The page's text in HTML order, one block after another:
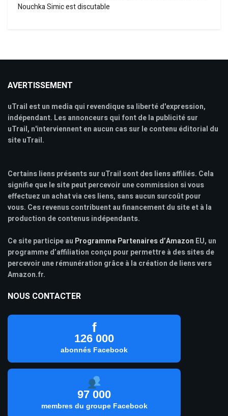
Nouchka Simic est discutable
AVERTISSEMENT
uTrail est un media qui revendique sa liberté d'expression,
indépendant. Les annonceurs qui font de la publicité sur
uTrail, n'interviennent en aucun cas sur le contenu éditorial du
site uTrail.
Certains liens présents sur uTrail sont des liens affiliés. Cela
signifie que le site peut percevoir une commission si vous
effectuez un achat via ces liens, sans aucun surcoût pour
vous. Ces revenus contribuent au financement du site et à la
production de contenus indépendants.
Ce site participe au Programme Partenaires d’Amazon EU, un
programme d’affiliation conçu pour permettre à des sites de
percevoir une rémunération grâce à la création de liens vers
Amazon.fr.
NOUS CONTACTER
f
126 000
abonnés Facebook
97 000
membres du groupe Facebook